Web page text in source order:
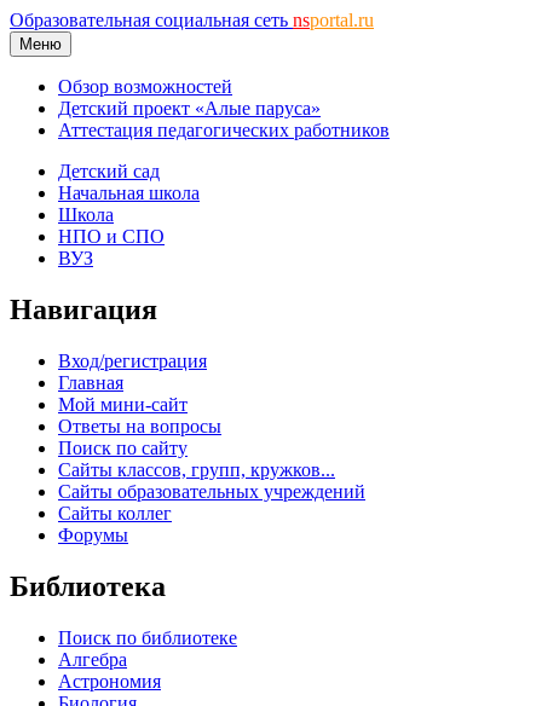
Образовательная социальная сеть nsportal.ru
Меню
Обзор возможностей
Детский проект «Алые паруса»
Аттестация педагогических работников
Детский сад
Начальная школа
Школа
НПО и СПО
ВУЗ
Навигация
Вход/регистрация
Главная
Мой мини-сайт
Ответы на вопросы
Поиск по сайту
Сайты классов, групп, кружков...
Сайты образовательных учреждений
Сайты коллег
Форумы
Библиотека
Поиск по библиотеке
Алгебра
Астрономия